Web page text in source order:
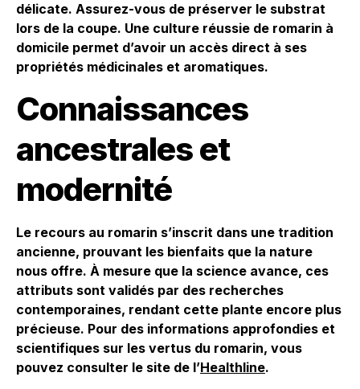
délicate. Assurez-vous de préserver le substrat
lors de la coupe. Une culture réussie de romarin à
domicile permet d’avoir un accès direct à ses
propriétés médicinales et aromatiques.
Connaissances
ancestrales et
modernité
Le recours au romarin s’inscrit dans une tradition
ancienne, prouvant les bienfaits que la nature
nous offre. À mesure que la science avance, ces
attributs sont validés par des recherches
contemporaines, rendant cette plante encore plus
précieuse. Pour des informations approfondies et
scientifiques sur les vertus du romarin, vous
pouvez consulter le site de l’Healthline.